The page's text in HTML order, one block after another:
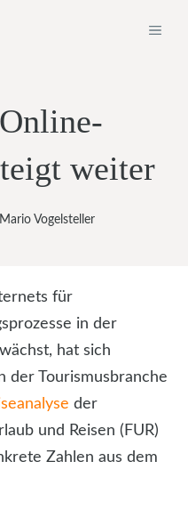
weiter
Mario Vogelsteller
für
in der
hat sich
der Tourismusbranche
der
und Reisen (FUR)
Zahlen aus dem